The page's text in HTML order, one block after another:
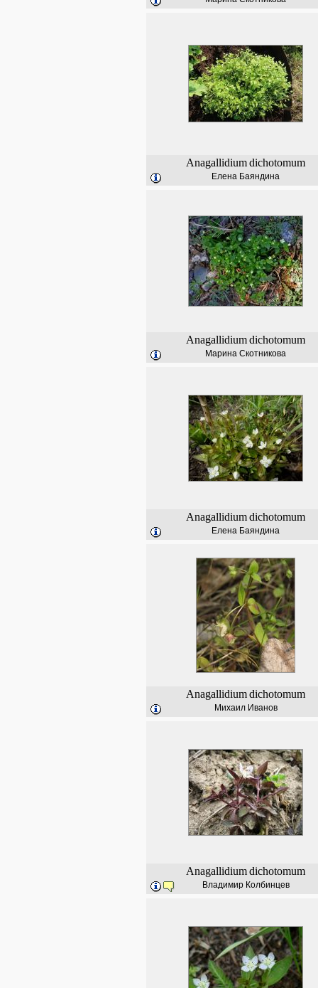
Anagallidiumdichotomum
Елена Баяндина
Anagallidiumdichotomum
Марина Скотникова
Anagallidiumdichotomum
Елена Баяндина
Anagallidiumdichotomum
Михаил Иванов
Anagallidiumdichotomum
Владимир Колбинцев